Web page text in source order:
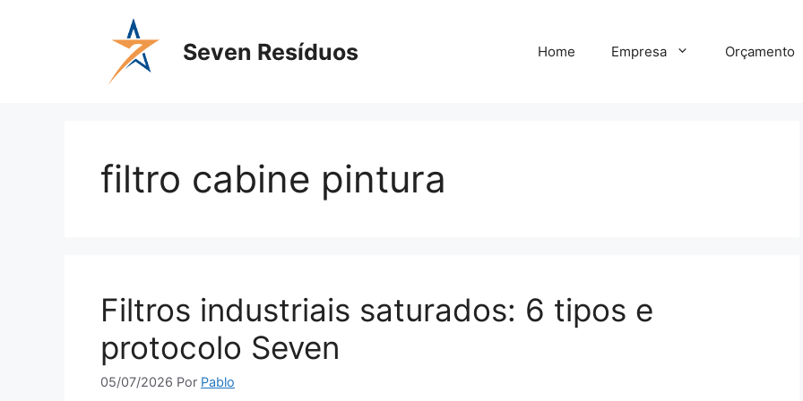
Seven Resíduos Home Empresa Orçamento
filtro cabine pintura
Filtros industriais saturados: 6 tipos e
protocolo Seven
05/07/2026 Por Pablo